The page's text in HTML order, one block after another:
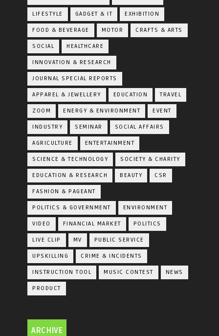
LIFESTYLE GADGET & IT EXHIBITION
FOOD & BEVERAGE MOTOR CRAFTS & ARTS
SOCIAL HEALTHCARE
INNOVATION & RESEARCH
JOURNAL SPECIAL REPORTS
APPAREL & JEWELLERY EDUCATION TRAVEL
ZOOM ENERGY & ENVIRONMENT EVENT
INDUSTRY SEMINAR SOCIAL AFFAIRS
AGRICULTURE ENTERTAINMENT
SCIENCE & TECHNOLOGY SOCIETY & CHARITY
EDUCATION & RESEARCH BEAUTY CSR
FASHION & PAGEANT
POLITICS & GOVERNMENT ENVIRONMENT
VIDEO FINANCIAL MARKET POLITICS
LIVE CLIP MV PUBLIC SERVICE
UPSKILLING CRIME & INCIDENTS
INSTRUCTION TOOL MUSIC CONTEST NEWS
PRODUCT
ARCHIVE